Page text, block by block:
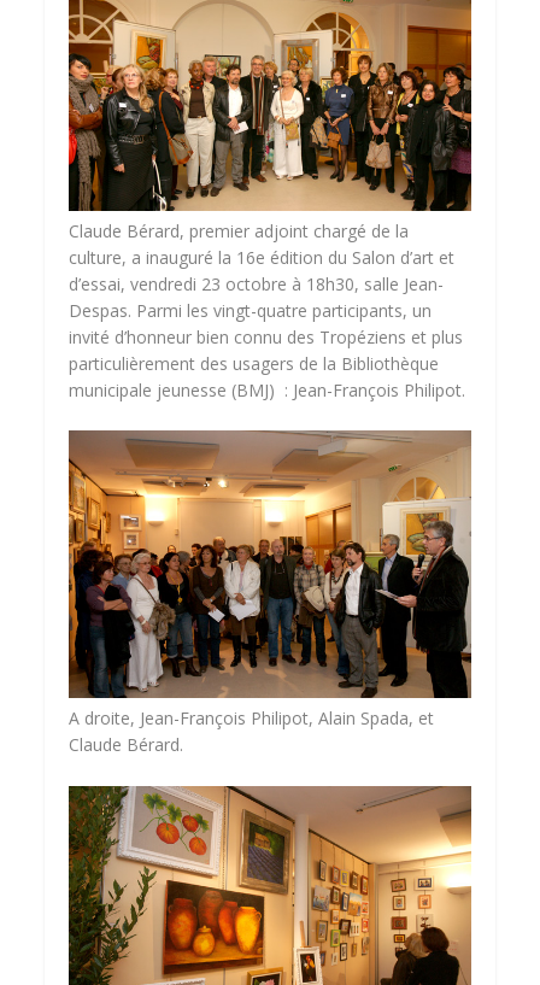
Claude Bérard, premier adjoint chargé de la
culture, a inauguré la 16e édition du Salon d’art et
d’essai, vendredi 23 octobre à 18h30, salle Jean-
Despas. Parmi les vingt-quatre participants, un
invité d’honneur bien connu des Tropéziens et plus
particulièrement des usagers de la Bibliothèque
municipale jeunesse (BMJ) : Jean-François Philipot.
A droite, Jean-François Philipot, Alain Spada, et
Claude Bérard.